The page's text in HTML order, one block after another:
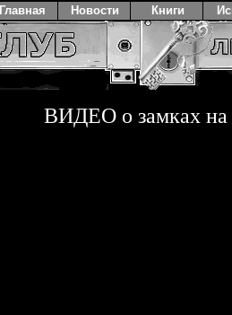
ВИДЕО о замках на
Главная Новости Книги